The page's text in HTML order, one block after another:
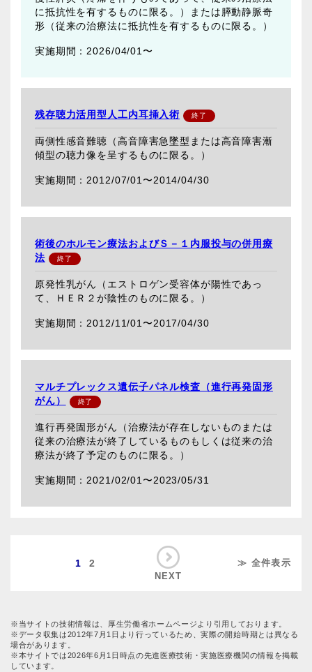
に抵抗性を有するものに限る。）または膵動静脈奇
形（従来の治療法に抵抗性を有するものに限る。）
2026/04/01〜
残存聴力活用型人工内耳挿入術
両側性感音難聴（高音障害急墜型または高音障害漸
傾型の聴力像を呈するものに限る。）
2012/07/01〜2014/04/30
術後のホルモン療法およびＳ－１内服投与の併用療
法
原発性乳がん（エストロゲン受容体が陽性であっ
て、ＨＥＲ２が陰性のものに限る。）
2012/11/01〜2017/04/30
マルチプレックス遺伝子パネル検査（進行再発固形
がん）
進行再発固形がん（治療法が存在しないものまたは
従来の治療法が終了しているものもしくは従来の治
療法が終了予定のものに限る。）
2021/02/01〜2023/05/31
1 2
NEXT
≫ 全件表示
※当サイトの技術情報は、厚生労働省ホームページより引用しております。
※データ収集は2012年7月1日より行っているため、実際の開始時期とは異なる
場合があります。
※本サイトでは2026年6月1日時点の先進医療技術・実施医療機関の情報を掲載
しています。